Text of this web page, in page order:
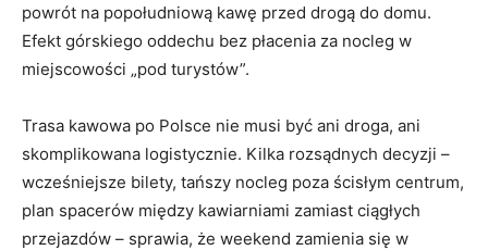
powrót na popołudniową kawę przed drogą do domu.
Efekt górskiego oddechu bez płacenia za nocleg w
miejscowości „pod turystów”.
Trasa kawowa po Polsce nie musi być ani droga, ani
skomplikowana logistycznie. Kilka rozsądnych decyzji –
wcześniejsze bilety, tańszy nocleg poza ścisłym centrum,
plan spacerów między kawiarniami zamiast ciągłych
przejazdów – sprawia, że weekend zamienia się w